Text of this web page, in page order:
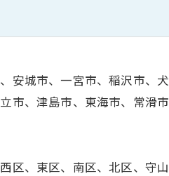
安城市、一宮市、稲沢市、
市、津島市、東海市、常滑
区、東区、南区、北区、守